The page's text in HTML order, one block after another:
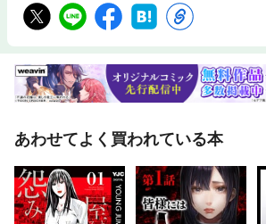
あわせてよく買われている本